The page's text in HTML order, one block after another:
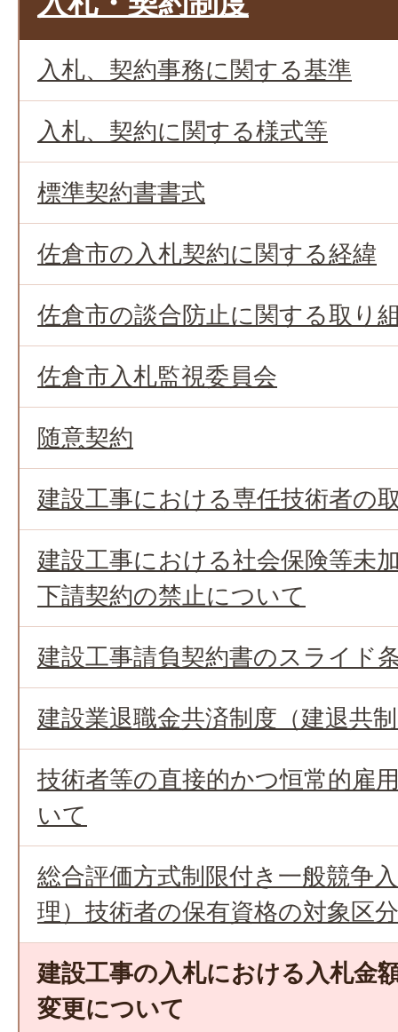
入札、契約事務に関する基準
入札、契約に関する様式等
標準契約書書式
佐倉市の入札契約に関する経緯
佐倉市の談合防止に関する取り
佐倉市入札監視委員会
随意契約
建設工事における専任技術者の
建設工事における社会保険等未
下請契約の禁止について
建設工事請負契約書のスライド
建設業退職金共済制度（建退共
技術者等の直接的かつ恒常的雇
いて
総合評価方式制限付き一般競争
理）技術者の保有資格の対象区
建設工事の入札における入札金
変更について